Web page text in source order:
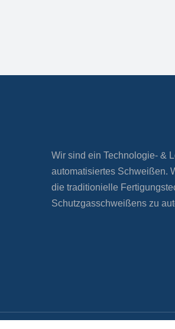
Wir sind ein Technologie- &
automatisiertes Schweißen.
die traditionielle
Schutzgasschweißens zu